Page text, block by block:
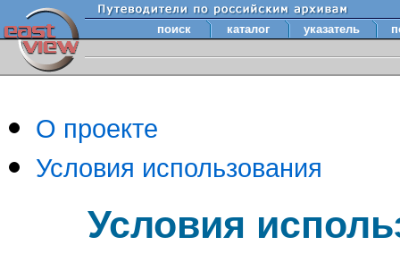
поиск каталог указатель
О проекте
Условия использования
Условия